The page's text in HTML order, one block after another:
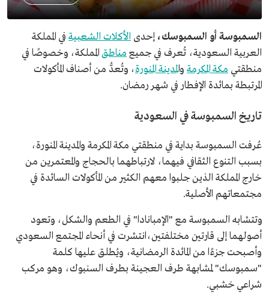
السمبوسة أو السمبوسك،إحدى الأكلات الشعبية في المملكة
العربية السعودية، تُعرف في جميع مناطقالمملكة، وخصوصًا في
منطقتي مكة المكرمة والمدينة المنورة، وتُعدُّ من أصناف المأكولات
المرتبطة بمائدة الإفطار في شهر رمضان.
تاريخ السمبوسة في السعودية
عُرفت السمبوسة بداية في منطقتي مكة المكرمة والمدينة المنورة،
بسبب التنوع الثقافي فيهما، لارتباطهما بالحجاج والمعتمرين من
خارج المملكة الذين جلبوا معهم الكثير من المأكولات السائدة في
مجتمعاتهم الأصلية.
وتتشابه السمبوسة مع "الإمبانادا" في الطعم والشكل، وتعود
أصولهما إلى قارتين مختلفتين،انتشرت في أنحاء المجتمع السعودي
وأصبحت جزءًا من المائدة الرمضانية، ويُطلق عليها كلمة
"سمبوسك" لمشابهة طرف العجينة بطرف السنبوك، وهو مركب
شراعي خشبي.